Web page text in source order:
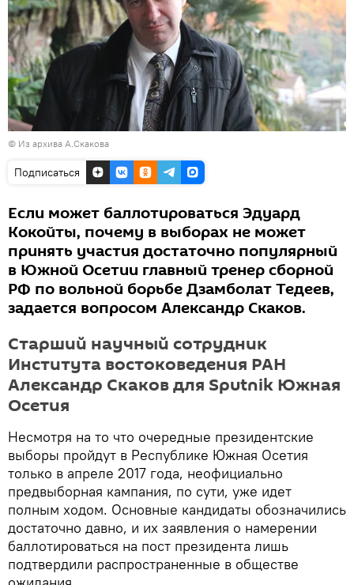
© Из архива А.Скакова
Подписаться
Если может баллотироваться Эдуард
Кокойты, почему в выборах не может
принять участия достаточно популярный
в Южной Осетии главный тренер сборной
РФ по вольной борьбе Дзамболат Тедеев,
задается вопросом Александр Скаков.
Старший научный сотрудник
Института востоковедения РАН
Александр Скаков для Sputnik Южная
Осетия
Несмотря на то что очередные президентские
выборы пройдут в Республике Южная Осетия
только в апреле 2017 года, неофициально
предвыборная кампания, по сути, уже идет
полным ходом. Основные кандидаты обозначились
достаточно давно, и их заявления о намерении
баллотироваться на пост президента лишь
подтвердили распространенные в обществе